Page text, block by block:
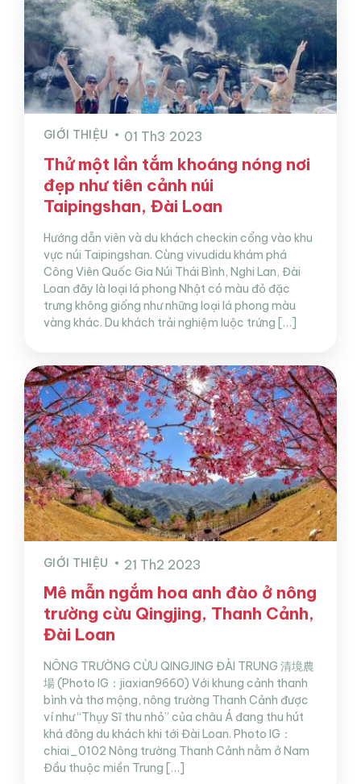
GIỚI THIỆU 01 Th3 2023
Thử một lần tắm khoáng nóng nơi
đẹp như tiên cảnh núi
Taipingshan, Đài Loan
Hướng dẫn viên và du khách checkin cổng vào khu
vực núi Taipingshan. Cùng vivudidu khám phá
Công Viên Quốc Gia Núi Thái Bình, Nghi Lan, Đài
Loan đây là loại lá phong Nhật có màu đỏ đặc
trưng không giống như những loại lá phong màu
vàng khác. Du khách trải nghiệm luộc trứng […]
GIỚI THIỆU 21 Th2 2023
Mê mẫn ngắm hoa anh đào ở nông
trường cừu Qingjing, Thanh Cảnh,
Đài Loan
NÔNG TRƯỜNG CỪU QINGJING ĐÀI TRUNG 清境農
場 (Photo IG：jiaxian9660) Với khung cảnh thanh
bình và thơ mộng, nông trường Thanh Cảnh được
ví như “Thụy Sĩ thu nhỏ” của châu Á đang thu hút
khá đông du khách khi tới Đài Loan. Photo IG：
chiai_0102 Nông trường Thanh Cảnh nằm ở Nam
Đầu thuộc miền Trung […]